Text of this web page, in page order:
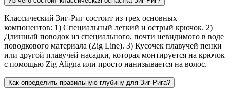
Классический Зиг-Риг состоит из трех основных
компонентов: 1) Специальный легкий и острый крючок. 2)
Длинный поводок из специального, почти невидимого в воде
поводкового материала (Zig Line). 3) Кусочек плавучей пенки
или другой плавучей насадки, которая монтируется на крючок
с помощью Zig Aligna или просто нанизывается на волос.
Как определить правильную глубину для Зиг-Рига?